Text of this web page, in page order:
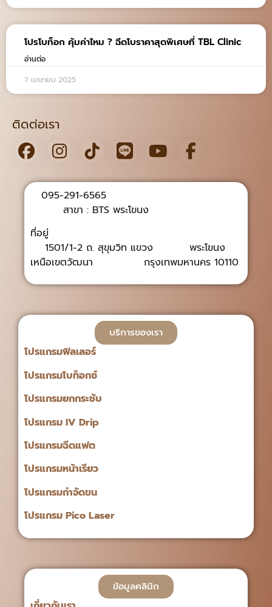
โปรโบท็อก คุ้มค่าไหม ? ฉีดโบราคาสุดพิเศษที่ TBL Clinic
อ่านต่อ
7 เมษายน 2025
ติดต่อเรา
095-291-6565
สาขา : BTS พระโขนง
ที่อยู่
1501/1-2 ถ. สุขุมวิท แขวง พระโขนง
เหนือเขตวัฒนา กรุงเทพมหานคร 10110
บริการของเรา
โปรแกรมฟิลเลอร์
โปรแกรมโบท็อกซ์
โปรแกรมยกกระชับ
โปรแกรม IV Drip
โปรแกรมฉีดแฟต
โปรแกรมหน้าเรียว
โปรแกรมกำจัดขน
โปรแกรม Pico Laser
ข้อมูลคลินิก